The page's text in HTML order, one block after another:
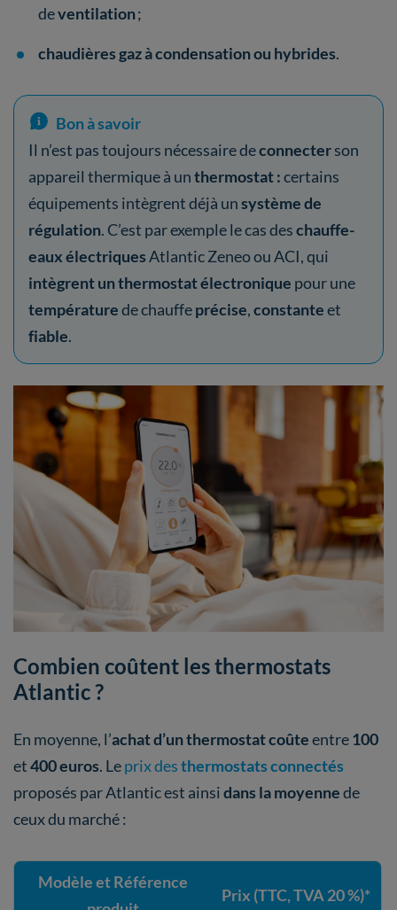
deventilation;
chaudières gaz à condensation ou hybrides.
Bon à savoir
Il n’est pas toujours nécessaire deconnecterson
appareil thermique à unthermostat :certains
équipements intègrent déjà unsystème de
régulation. C’est par exemple le cas deschauffe-
eaux électriquesAtlantic Zeneo ou ACI, qui
intègrent un thermostat électronique pour une
températurede chauffeprécise,constanteet
fiable.
Combien coûtent les thermostats
Atlantic ?
En moyenne, l’achat d’un thermostatcoûteentre100
et400 euros. Leprix desthermostats connectés
proposés par Atlantic est ainsidans la moyennede
ceux du marché :
Modèle et Référence
Prix (TTC, TVA 20 %)*